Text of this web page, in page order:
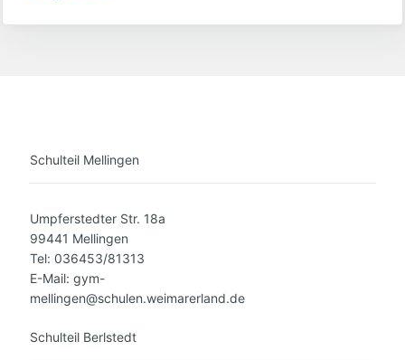
Schulteil Mellingen
Umpferstedter Str. 18a
99441 Mellingen
Tel: 036453/81313
E-Mail: gym-
mellingen@schulen.weimarerland.de
Schulteil Berlstedt